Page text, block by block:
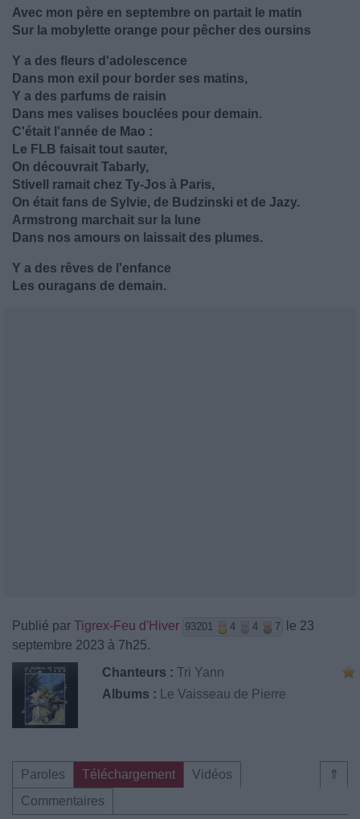
Avec mon père en septembre on partait le matin
Sur la mobylette orange pour pêcher des oursins
Y a des fleurs d'adolescence
Dans mon exil pour border ses matins,
Y a des parfums de raisin
Dans mes valises bouclées pour demain.
C'était l'année de Mao :
Le FLB faisait tout sauter,
On découvrait Tabarly,
Stivell ramait chez Ty-Jos à Paris,
On était fans de Sylvie, de Budzinski et de Jazy.
Armstrong marchait sur la lune
Dans nos amours on laissait des plumes.
Y a des rêves de l'enfance
Les ouragans de demain.
Publié par Tigrex-Feu d'Hiver 93201 4 4 7
le 23
septembre 2023 à 7h25.
Chanteurs : Tri Yann
Albums :
Le Vaisseau de Pierre
⇑
Paroles Téléchargement
Vidéos
Commentaires